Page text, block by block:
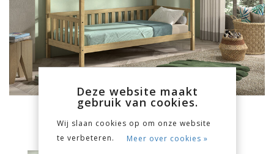
Deze website maakt
gebruik van cookies.
Wij slaan cookies op om onze website
te verbeteren.
Meer over cookies »